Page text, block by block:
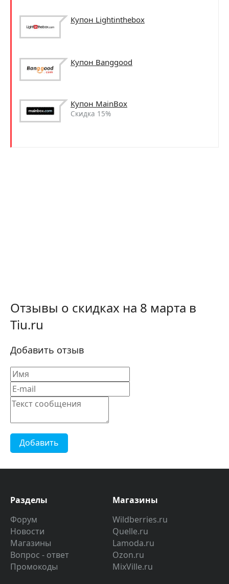
Купон Lightinthebox
Купон Banggood
Купон MainBox
Скидка 15%
Отзывы о скидках на 8 марта в
Tiu.ru
Добавить отзыв
Добавить
Разделы
Форум
Новости
Магазины
Вопрос - ответ
Промокоды
Магазины
Wildberries.ru
Quelle.ru
Lamoda.ru
Ozon.ru
MixVille.ru